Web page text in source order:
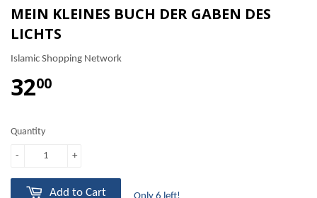
MEIN KLEINES BUCH DER GABEN DES
LICHTS
Islamic Shopping Network
3200
Quantity
+
-
Add to Cart